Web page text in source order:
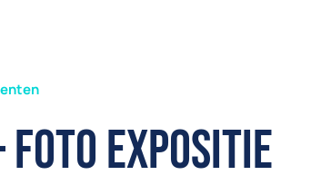
Expositie